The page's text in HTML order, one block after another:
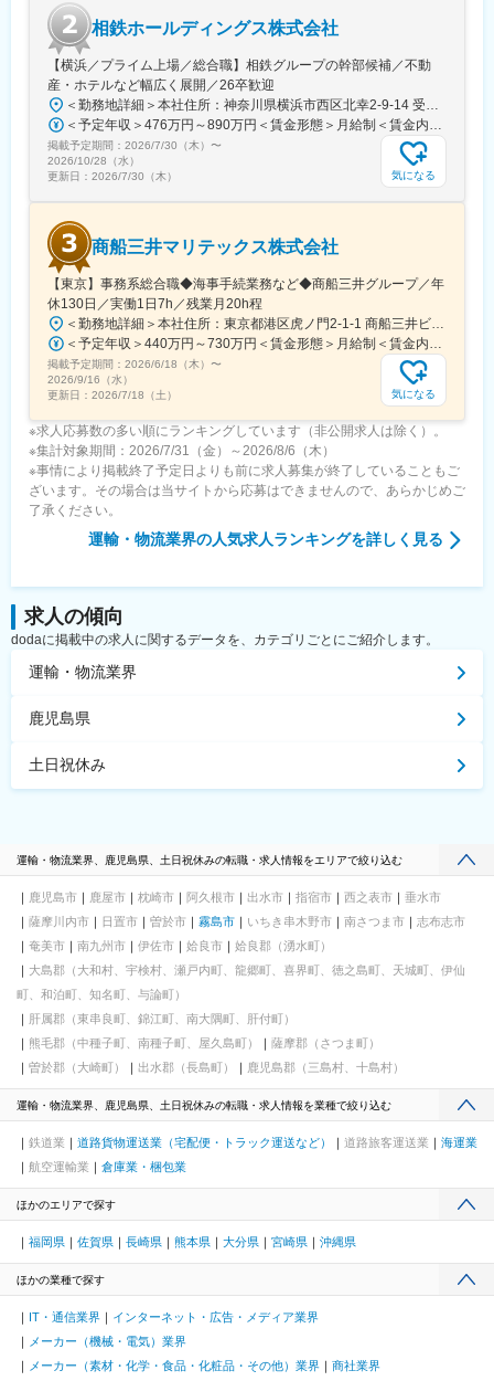
相鉄ホールディングス株式会社
【横浜／プライム上場／総合職】相鉄グループの幹部候補／不動
産・ホテルなど幅広く展開／26卒歓迎
掲載予定期間： 2026/7/30（木） 〜
2026/10/28（水）
更新日： 2026/7/30（木） 気になる
商船三井マリテックス株式会社
【東京】事務系総合職◆海事手続業務など◆商船三井グループ／年
休130日／実働1日7h／残業月20h程
掲載予定期間： 2026/6/18（木） 〜
2026/9/16（水）
更新日： 2026/7/18（土） 気になる
※求人応募数の多い順にランキングしています（非公開求人は除く）。
※集計対象期間：2026/7/31（金）～2026/8/6（木）
※事情により掲載終了予定日よりも前に求人募集が終了していることもご
ざいます。その場合は当サイトから応募はできませんので、あらかじめご
了承ください。
運輸・物流業界の人気求人ランキングを詳しく見る
求人の傾向
dodaに掲載中の求人に関するデータを、カテゴリごとにご紹介します。
運輸・物流業界
鹿児島県
土日祝休み
運輸・物流業界、鹿児島県、土日祝休みの転職・求人情報をエリアで絞り込む
鹿児島市 鹿屋市 枕崎市 阿久根市 出水市 指宿市 西之表市
垂水市
薩摩川内市
日置市 曽於市 霧島市 いちき串木野市 南さつま市
志布志市
奄美市
南九州市 伊佐市 姶良市
姶良郡（湧水町）
大島郡（大和村、宇検村、瀬戸内町、龍郷町、喜界町、徳之島町、天城町、伊仙
町、和泊町、知名町、与論町）
肝属郡（東串良町、錦江町、南大隅町、肝付町）
熊毛郡（中種子町、南種子町、屋久島町）
薩摩郡（さつま町）
曽於郡（大崎町）
出水郡（長島町） 鹿児島郡（三島村、十島村）
運輸・物流業界、鹿児島県、土日祝休みの転職・求人情報を業種で絞り込む
鉄道業 道路貨物運送業（宅配便・トラック運送など） 道路旅客運送業
海運業
航空運輸業
倉庫業・梱包業
ほかのエリアで探す
福岡県 佐賀県 長崎県 熊本県 大分県 宮崎県 沖縄県
ほかの業種で探す
IT・通信業界
インターネット・広告・メディア業界
メーカー（機械・電気）業界
メーカー（素材・化学・食品・化粧品・その他）業界
商社業界